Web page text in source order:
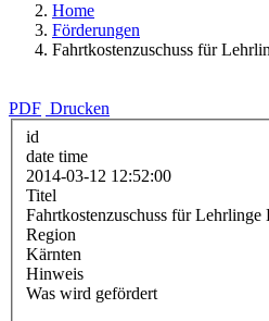
Home
Förderungen
Fahrtkostenzuschuss für
PDF Drucken
id
date time
2014-03-12 12:52:00
Titel
Fahrtkostenzuschuss für Lehrlinge
Region
Kärnten
Hinweis
Was wird gefördert